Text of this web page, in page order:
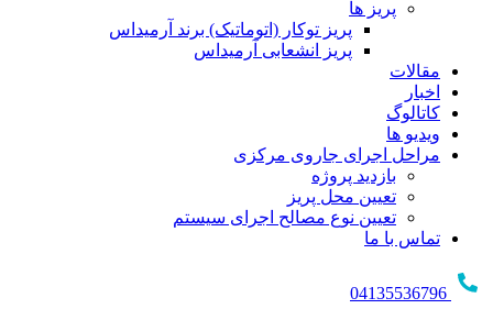
پریز ها
پریز توکار (اتوماتیک) برند آرمیداس
پریز انشعابی آرمیداس
مقالات
اخبار
کاتالوگ
ویدیو ها
مراحل اجرای جاروی مرکزی
بازدید پروژه
تعیین محل پریز
تعیین نوع مصالح اجرای سیستم
تماس با ما
04135536796